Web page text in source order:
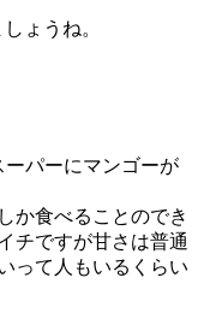
ょうね。
パーにマンゴーが
か食べることのでき
チですが甘さは普通
って人もいるくらい